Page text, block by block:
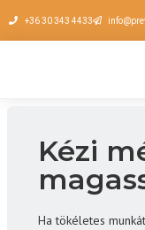
+36 30 343 4433
Kézi
Ha tökéletes